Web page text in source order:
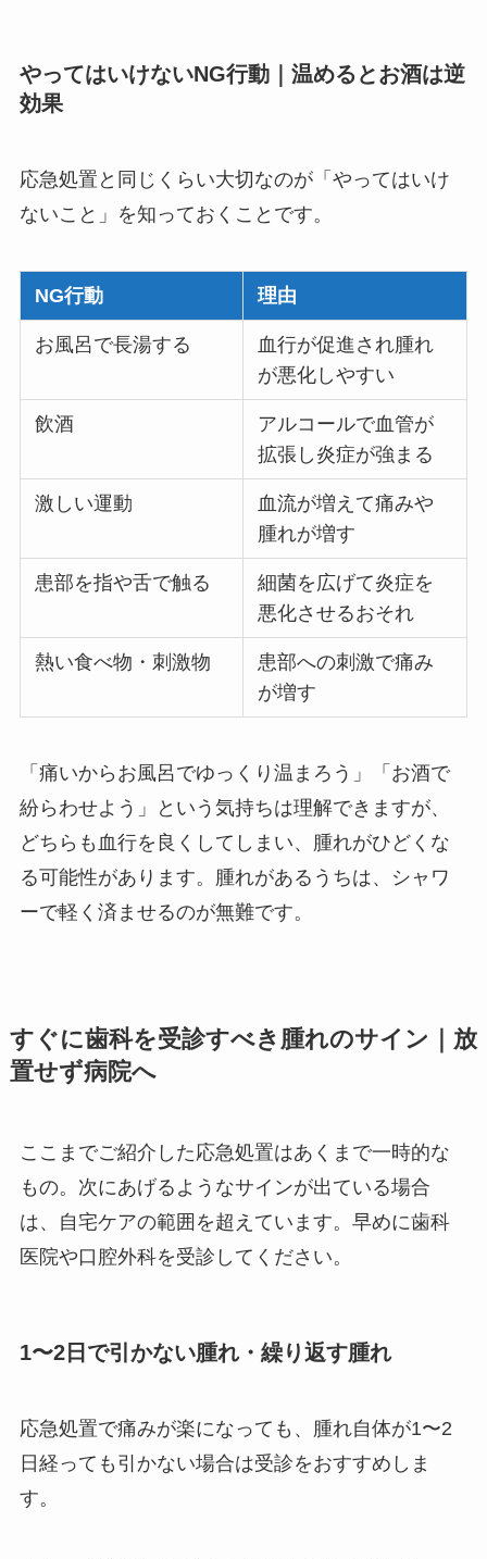
やってはいけないNG行動｜温めるとお酒は逆
効果
応急処置と同じくらい大切なのが「やってはいけ
ないこと」を知っておくことです。
NG行動 理由
お風呂で長湯する
血行が促進され腫れ
が悪化しやすい
飲酒
アルコールで血管が
拡張し炎症が強まる
激しい運動
血流が増えて痛みや
腫れが増す
患部を指や舌で触る
細菌を広げて炎症を
悪化させるおそれ
熱い食べ物・刺激物
患部への刺激で痛み
が増す
「痛いからお風呂でゆっくり温まろう」「お酒で
紛らわせよう」という気持ちは理解できますが、
どちらも血行を良くしてしまい、腫れがひどくな
る可能性があります。腫れがあるうちは、シャワ
ーで軽く済ませるのが無難です。
すぐに歯科を受診すべき腫れのサイン｜放
置せず病院へ
ここまでご紹介した応急処置はあくまで一時的な
もの。次にあげるようなサインが出ている場合
は、自宅ケアの範囲を超えています。早めに歯科
医院や口腔外科を受診してください。
1〜2日で引かない腫れ・繰り返す腫れ
応急処置で痛みが楽になっても、腫れ自体が1〜2
日経っても引かない場合は受診をおすすめしま
す。